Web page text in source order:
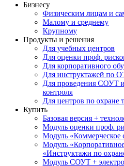
Бизнесу
Физическим лицам и
Малому и среднему
Крупному
Продукты и решения
Для учебных центров
Для оценки проф.
Для корпоративного
Для инструктажей по
Для проведения СОУТ
контроля
Для центров по охране
Купить
Базовая версия +
Модуль оценки проф.
Модуль «Коммерческое
Модуль
«Инструктажи по
Модуль СОУТ +